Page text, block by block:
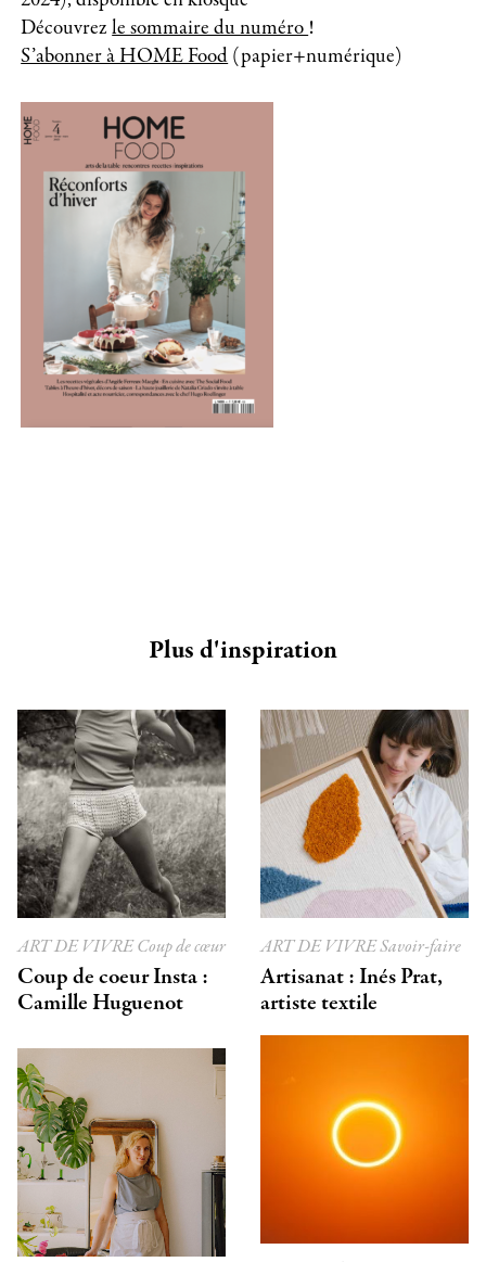
Découvrezle sommaire du numéro!
S’abonner à HOME Food(papier+numérique)
Plus d'inspiration
ART DE VIVRECoup de cœur
Coup de coeur Insta :
Camille Huguenot
ART DE VIVRESavoir-faire
Artisanat : Inés Prat,
artiste textile